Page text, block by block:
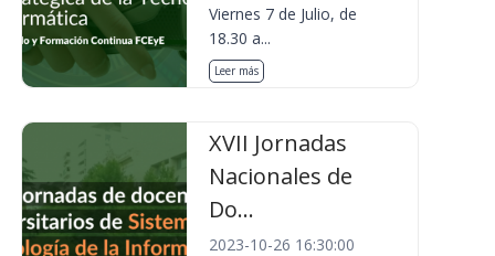
Viernes 7 de Julio, de
18.30 a...
Leer más
XVII Jornadas
Nacionales de
Do...
2023-10-26 16:30:00